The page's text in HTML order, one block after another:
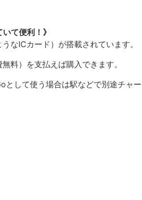
て便利！》
なICカード）が搭載されています。
料）を支払えば購入できます。
として使う場合は駅などで別途チャ